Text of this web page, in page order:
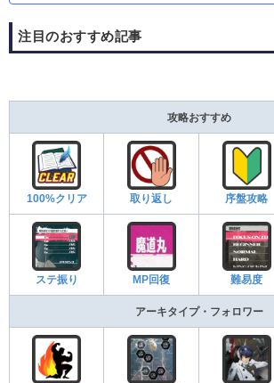
注目のおすすめ記事
攻略おすすめ
100%クリア 取り返し 序盤攻略
ステ振り MP回復 難易度
アーキタイプ・フォロワー